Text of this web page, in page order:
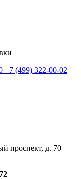
+7 (499) 322-00-02
проспект, д. 70